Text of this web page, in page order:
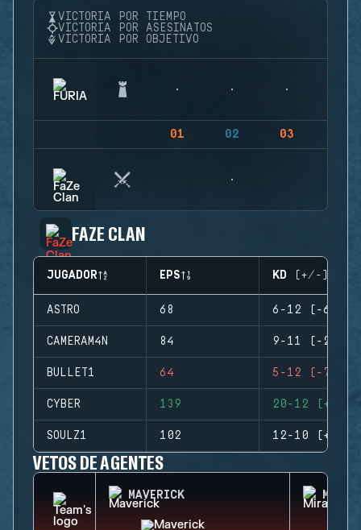
VICTORIA POR TIEMPO
VICTORIA POR ASESINATOS
VICTORIA POR OBJETIVO
01 02 03
FAZE CLAN
JUGADOR EPS KD (+/-)
ASTRO 68 6-12 (-6)
CAMERAM4N 84 9-11 (-2)
BULLET1 64 5-12 (-7)
CYBER 139 20-12 (+8)
SOULZ1 102 12-10 (+2)
VETOS DE AGENTES
MAVERICK MIRA